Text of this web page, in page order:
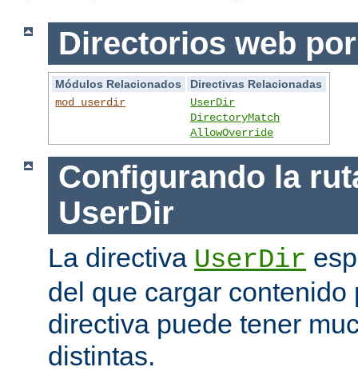
Directorios web
Módulos Relacionados
Directivas Relacionadas
mod_userdir
UserDir
DirectoryMatch
AllowOverride
Configurando la
UserDir
La directiva UserDir
del que cargar contenido
directiva puede tener
distintas.